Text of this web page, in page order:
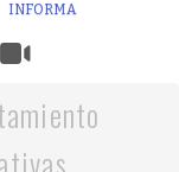
INFORMA